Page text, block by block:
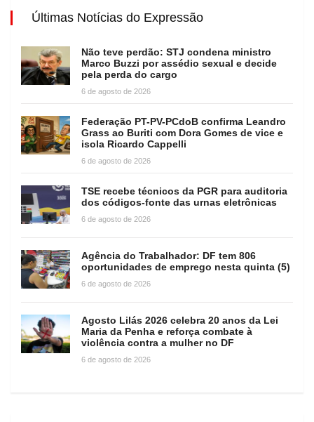
Últimas Notícias do Expressão
Não teve perdão: STJ condena ministro
Marco Buzzi por assédio sexual e decide
pela perda do cargo
6 de agosto de 2026
Federação PT-PV-PCdoB confirma Leandro
Grass ao Buriti com Dora Gomes de vice e
isola Ricardo Cappelli
6 de agosto de 2026
TSE recebe técnicos da PGR para auditoria
dos códigos-fonte das urnas eletrônicas
6 de agosto de 2026
Agência do Trabalhador: DF tem 806
oportunidades de emprego nesta quinta (5)
6 de agosto de 2026
Agosto Lilás 2026 celebra 20 anos da Lei
Maria da Penha e reforça combate à
violência contra a mulher no DF
6 de agosto de 2026